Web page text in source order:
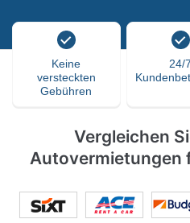
Keine
versteckten
Gebühren
24/7
Vergleichen
Autovermietungen